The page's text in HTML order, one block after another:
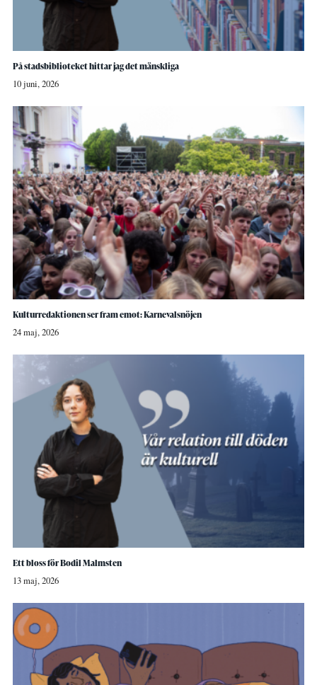
På stadsbiblioteket hittar jag det mänskliga
10 juni, 2026
Kulturredaktionen ser fram emot: Karnevalsnöjen
24 maj, 2026
Ett bloss för Bodil Malmsten
13 maj, 2026